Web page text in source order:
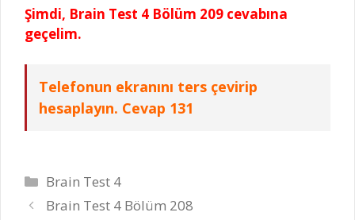
Şimdi, Brain Test 4 Bölüm 209 cevabına
geçelim.
Telefonun ekranını ters çevirip
hesaplayın. Cevap 131
Kategoriler
Brain Test 4
Brain Test 4 Bölüm 208